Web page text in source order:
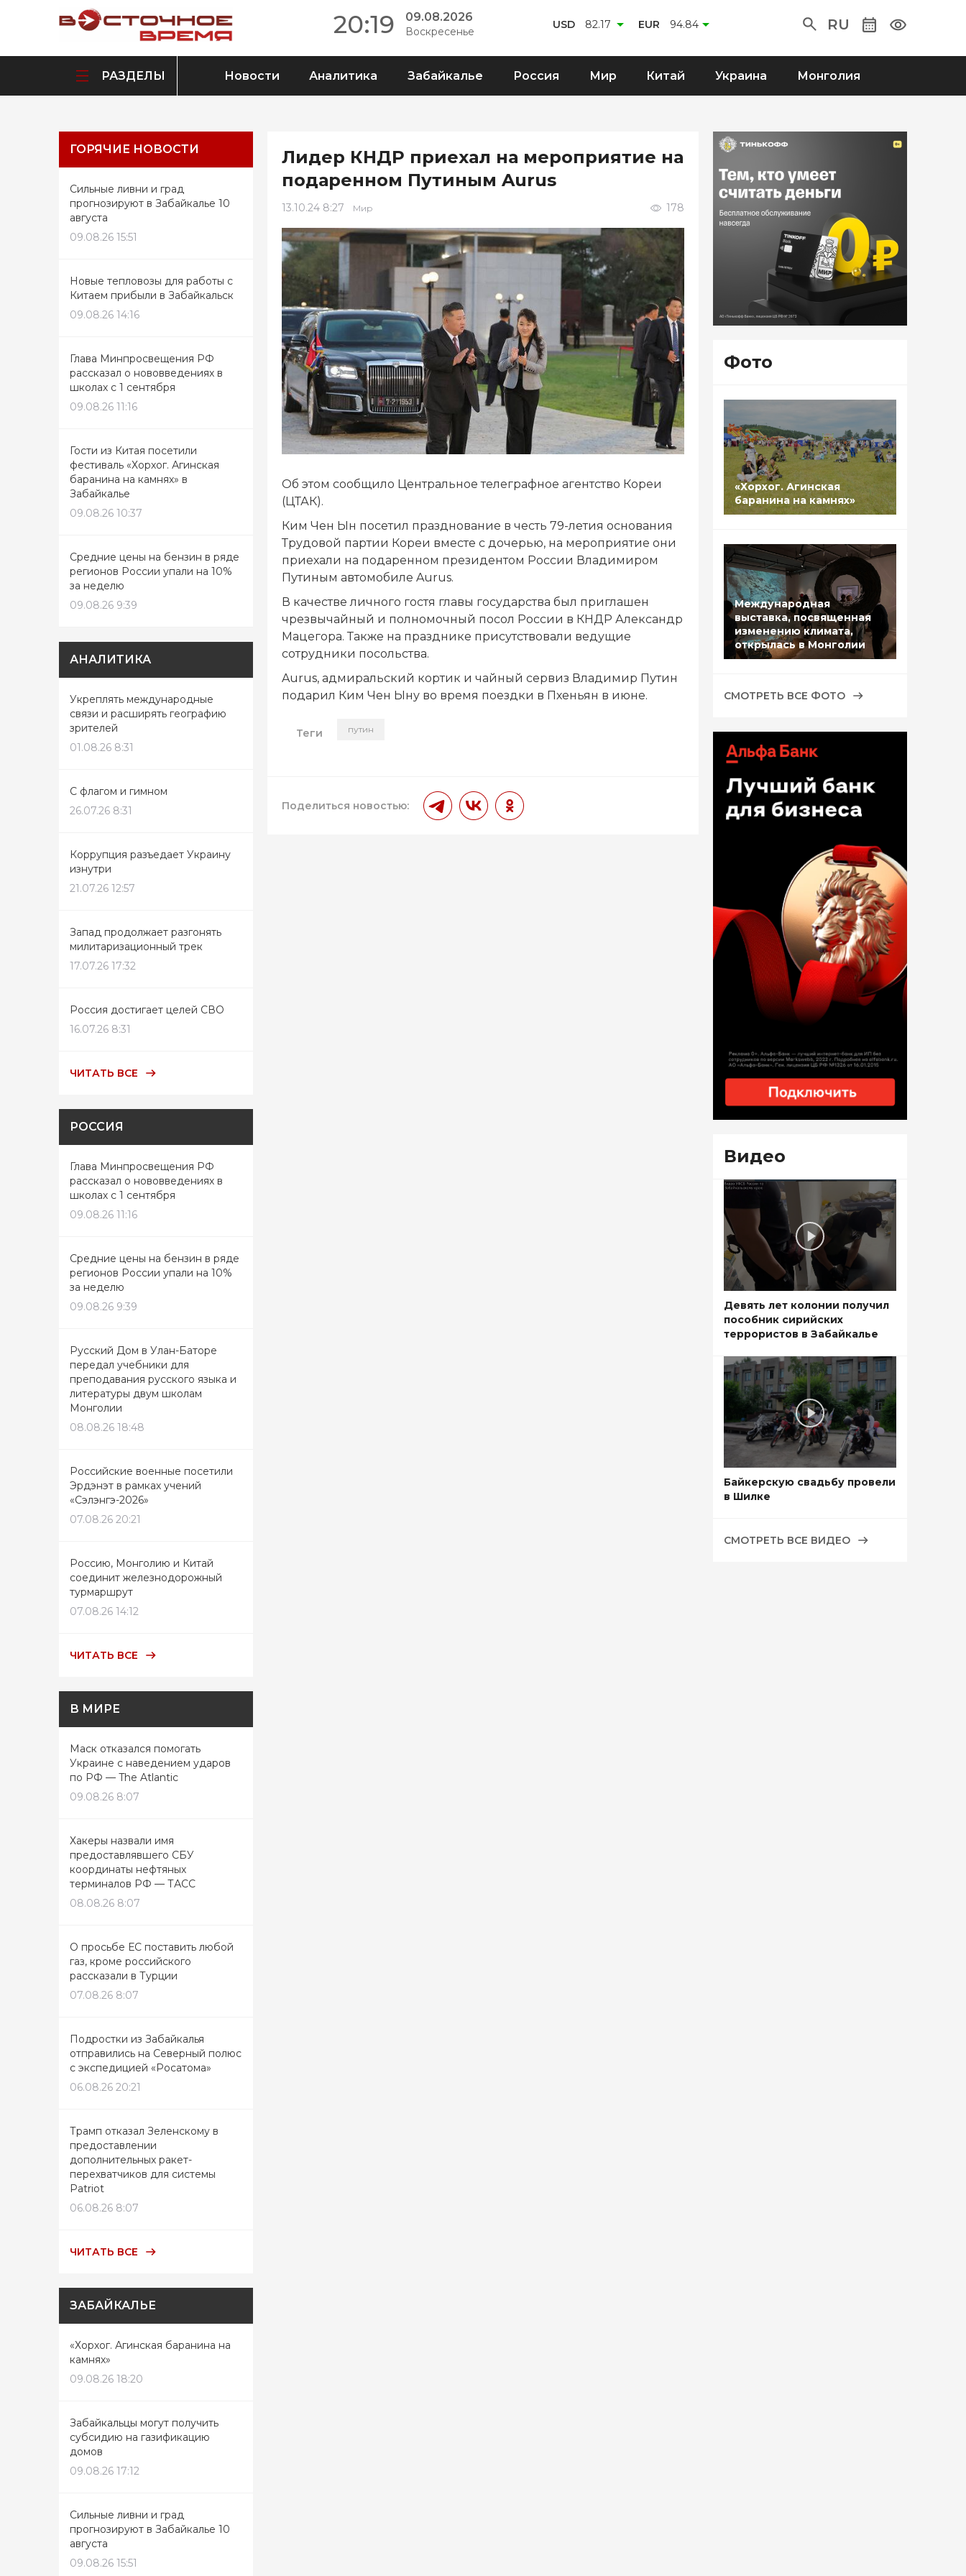
20:19 09.08.2026
Воскресенье
USD 82.17 EUR 94.84 RU
РАЗДЕЛЫ Новости Аналитика Забайкалье Россия Мир Китай Украина Монголия
ГОРЯЧИЕ НОВОСТИ
Сильные ливни и град
прогнозируют в Забайкалье 10
августа
09.08.26 15:51
Новые тепловозы для работы с
Китаем прибыли в Забайкальск
09.08.26 14:16
Глава Минпросвещения РФ
рассказал о нововведениях в
школах с 1 сентября
09.08.26 11:16
Гости из Китая посетили
фестиваль «Хорхог. Агинская
баранина на камнях» в
Забайкалье
09.08.26 10:37
Средние цены на бензин в ряде
регионов России упали на 10%
за неделю
09.08.26 9:39
АНАЛИТИКА
Укреплять международные
связи и расширять географию
зрителей
01.08.26 8:31
С флагом и гимном
26.07.26 8:31
Коррупция разъедает Украину
изнутри
21.07.26 12:57
Запад продолжает разгонять
милитаризационный трек
17.07.26 17:32
Россия достигает целей СВО
16.07.26 8:31
ЧИТАТЬ ВСЕ
РОССИЯ
Глава Минпросвещения РФ
рассказал о нововведениях в
школах с 1 сентября
09.08.26 11:16
Средние цены на бензин в ряде
регионов России упали на 10%
за неделю
09.08.26 9:39
Русский Дом в Улан-Баторе
передал учебники для
преподавания русского языка и
литературы двум школам
Монголии
08.08.26 18:48
Российские военные посетили
Эрдэнэт в рамках учений
«Сэлэнгэ-2026»
07.08.26 20:21
Россию, Монголию и Китай
соединит железнодорожный
турмаршрут
07.08.26 14:12
ЧИТАТЬ ВСЕ
В МИРЕ
Маск отказался помогать
Украине с наведением ударов
по РФ — The Atlantic
09.08.26 8:07
Хакеры назвали имя
предоставлявшего СБУ
координаты нефтяных
терминалов РФ — ТАСС
08.08.26 8:07
О просьбе ЕС поставить любой
газ, кроме российского
рассказали в Турции
07.08.26 8:07
Подростки из Забайкалья
отправились на Северный полюс
с экспедицией «Росатома»
06.08.26 20:21
Трамп отказал Зеленскому в
предоставлении
дополнительных ракет-
перехватчиков для системы
Patriot
06.08.26 8:07
ЧИТАТЬ ВСЕ
ЗАБАЙКАЛЬЕ
«Хорхог. Агинская баранина на
камнях»
09.08.26 18:20
Забайкальцы могут получить
субсидию на газификацию
домов
09.08.26 17:12
Сильные ливни и град
прогнозируют в Забайкалье 10
августа
09.08.26 15:51
Лидер КНДР приехал на мероприятие на
подаренном Путиным Aurus
13.10.24 8:27 Мир 178
Об этом сообщило Центральное телеграфное агентство Кореи
(ЦТАК).
Ким Чен Ын посетил празднование в честь 79-летия основания
Трудовой партии Кореи вместе с дочерью, на мероприятие они
приехали на подаренном президентом России Владимиром
Путиным автомобиле Aurus.
В качестве личного гостя главы государства был приглашен
чрезвычайный и полномочный посол России в КНДР Александр
Мацегора. Также на празднике присутствовали ведущие
сотрудники посольства.
Aurus, адмиральский кортик и чайный сервиз Владимир Путин
подарил Ким Чен Ыну во время поездки в Пхеньян в июне.
Теги путин
Поделиться новостью:
Фото
«Хорхог. Агинская
баранина на камнях»
Международная
выставка, посвященная
изменению климата,
открылась в Монголии
СМОТРЕТЬ ВСЕ ФОТО
Видео
Девять лет колонии получил
пособник сирийских
террористов в Забайкалье
Байкерскую свадьбу провели
в Шилке
СМОТРЕТЬ ВСЕ ВИДЕО